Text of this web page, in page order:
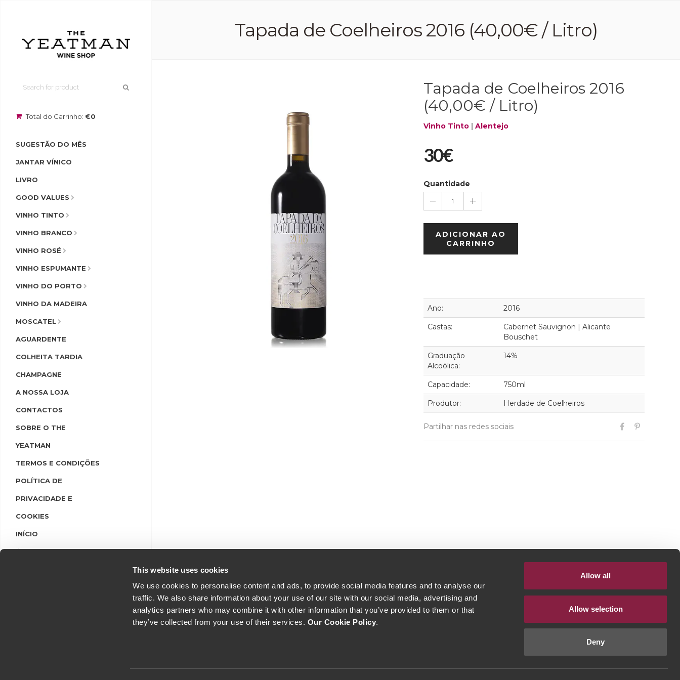
This website uses cookies
We use cookies to personalise content and ads, to provide social media features and to analyse our
traffic. We also share information about your use of our site with our social media, advertising and
analytics partners who may combine it with other information that you’ve provided to them or that
they’ve collected from your use of their services. Our Cookie Policy.
Allow all
Allow selection
Deny
Total do Carrinho: €0
SUGESTÃO DO MÊS
JANTAR VÍNICO
LIVRO
GOOD VALUES
VINHO TINTO
VINHO BRANCO
VINHO ROSÉ
VINHO ESPUMANTE
VINHO DO PORTO
VINHO DA MADEIRA
MOSCATEL
AGUARDENTE
COLHEITA TARDIA
CHAMPAGNE
A NOSSA LOJA
CONTACTOS
SOBRE O THE
YEATMAN
TERMOS E CONDIÇÕES
POLÍTICA DE
PRIVACIDADE E
COOKIES
INÍCIO
LINGUAS
Tapada de Coelheiros 2016 (40,00€ / Litro)
Tapada de Coelheiros 2016
(40,00€ / Litro)
Vinho Tinto | Alentejo
30€
Quantidade
1
ADICIONAR AO
CARRINHO
Ano: 2016
Castas:
Cabernet Sauvignon | Alicante
Bouschet
Graduação
Alcoólica:
14%
Capacidade: 750ml
Produtor: Herdade de Coelheiros
Partilhar nas redes sociais